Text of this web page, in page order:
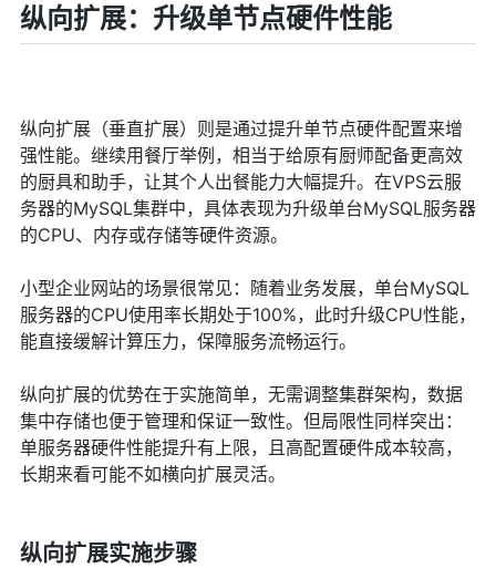
纵向扩展：升级单节点硬件性能
纵向扩展（垂直扩展）则是通过提升单节点硬件配置来增
强性能。继续用餐厅举例，相当于给原有厨师配备更高效
的厨具和助手，让其个人出餐能力大幅提升。在VPS云服
务器的MySQL集群中，具体表现为升级单台MySQL服务器
的CPU、内存或存储等硬件资源。
小型企业网站的场景很常见：随着业务发展，单台MySQL
服务器的CPU使用率长期处于100%，此时升级CPU性能，
能直接缓解计算压力，保障服务流畅运行。
纵向扩展的优势在于实施简单，无需调整集群架构，数据
集中存储也便于管理和保证一致性。但局限性同样突出：
单服务器硬件性能提升有上限，且高配置硬件成本较高，
长期来看可能不如横向扩展灵活。
纵向扩展实施步骤